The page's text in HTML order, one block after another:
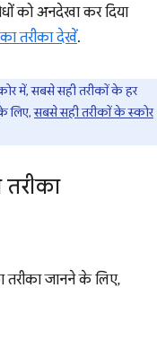
को अनदेखा कर दिया
तरीका देखें.
में, सबसे सही तरीकों के हर
लिए,सबसे सही तरीकों के स्कोर
तरीका जानने के लिए,